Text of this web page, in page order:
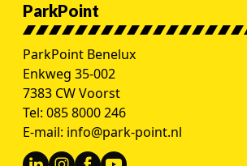
ParkPoint
ParkPoint Benelux
Enkweg 35-002
7383 CW Voorst
Tel: 085 8000 246
E-mail: info@park-point.nl